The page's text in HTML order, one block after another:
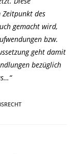
Zeitpunkt des
gemacht wird,
bzw.
geht damit
bezüglich